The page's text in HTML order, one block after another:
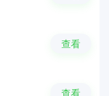
查看
查看